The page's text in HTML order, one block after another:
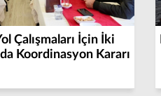
Çalışmaları İçin İki
Koordinasyon Kararı